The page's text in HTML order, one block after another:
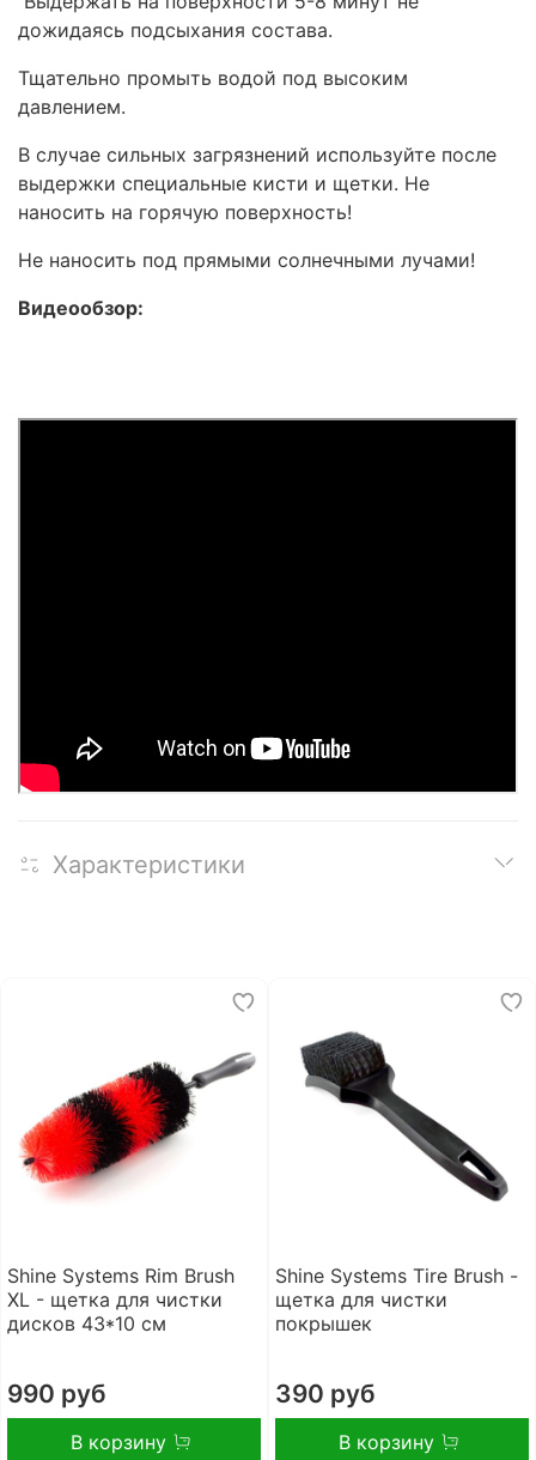
дожидаясь подсыхания состава.
Тщательно промыть водой под высоким
давлением.
В случае сильных загрязнений используйте после
выдержки специальные кисти и щетки. Не
наносить на горячую поверхность!
Не наносить под прямыми солнечными лучами!
Видеообзор:
Характеристики
Shine Systems Rim Brush
XL - щетка для чистки
дисков 43*10 см
990 руб
В корзину
Shine Systems Tire Brush -
щетка для чистки
покрышек
390 руб
В корзину